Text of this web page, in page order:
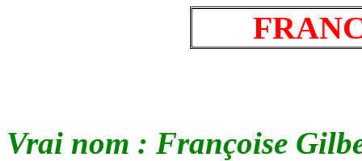
Vrai nom : Françoise